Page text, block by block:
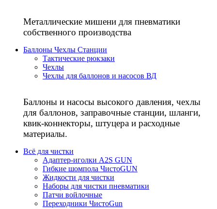
Металлические мишени для пневматики
собственного производства
Баллоны Чехлы Станции
Тактические рюкзаки
Чехлы
Чехлы для баллонов и насосов ВД
Баллоны и насосы высокого давления, чехлы
для баллонов, заправочные станции, шланги,
квик-коннекторы, штуцера и расходные
материалы.
Всё для чистки
Адаптер-иголки A2S GUN
Гибкие шомпола ЧистоGUN
Жидкости для чистки
Наборы для чистки пневматики
Патчи войлочные
Переходники ЧистоGun